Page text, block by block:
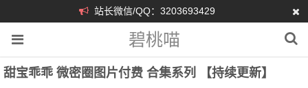
站长微信/QQ：3203693429
碧桃喵
甜宝乖乖 微密圈图片付费 合集系列 【持续更新】